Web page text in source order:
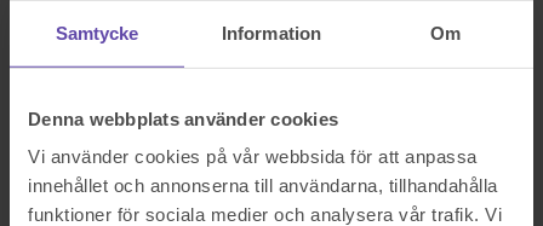
Samtycke Information Om
Denna webbplats använder cookies
Vi använder cookies på vår webbsida för att anpassa
innehållet och annonserna till användarna, tillhandahålla
funktioner för sociala medier och analysera vår trafik. Vi
Per Näsman, senior jurist
Uppdaterad:2026-02-10
Hur fungerar ett dödsbo?
Juridiskt sett är ett dödsbo en självständig juridisk person. Det
innebär att dödsboet kan ha egna rättigheter och skyldigheter, precis
som en levande person eller ett företag. Dödsboet representeras av